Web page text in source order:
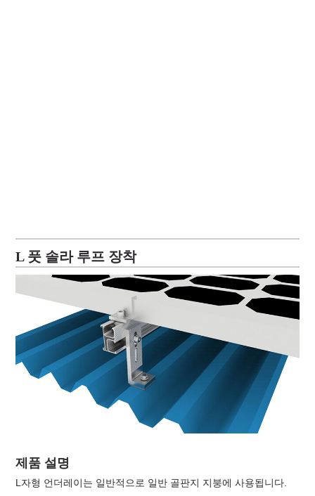
L 풋 솔라 루프 장착
제품 설명
L자형 언더레이는 일반적으로 일반 골판지 지붕에 사용됩니다.